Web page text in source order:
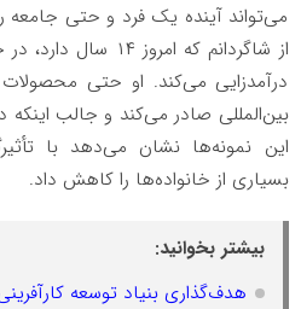
می‌تواند آینده یک فرد و حتی جامعه
از شاگردانم که
درآمدزایی می‌کند. او حتی
بین‌المللی صادر می‌کند و جالب اینکه
این نمونه‌ها نشان می‌دهد با
بسیاری از خانواده‌ها را کاهش داد.
بیشتر بخوانید: